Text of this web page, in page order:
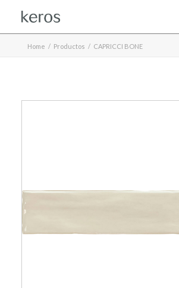
Home Productos CAPRICCI BONE